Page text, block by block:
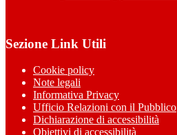
Sezione Link Utili
Cookie policy
Note legali
Informativa Privacy
Ufficio Relazioni con il Pubblico
Dichiarazione di accessibilità
Obiettivi di accessibilità